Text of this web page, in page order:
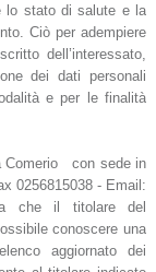
lo stato di salute e la
Ciò per adempiere
dell’interessato,
dei dati personali
e per le finalità
Comerio con sede in
0256815038 - Email:
che il titolare del
conoscere una
aggiornato dei